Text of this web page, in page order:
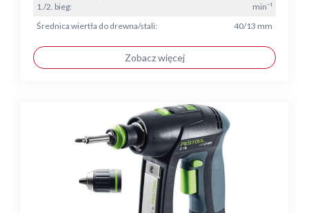
1./2. bieg:
min⁻¹
Średnica wiertła do drewna/stali:
40/13 mm
Zobacz więcej